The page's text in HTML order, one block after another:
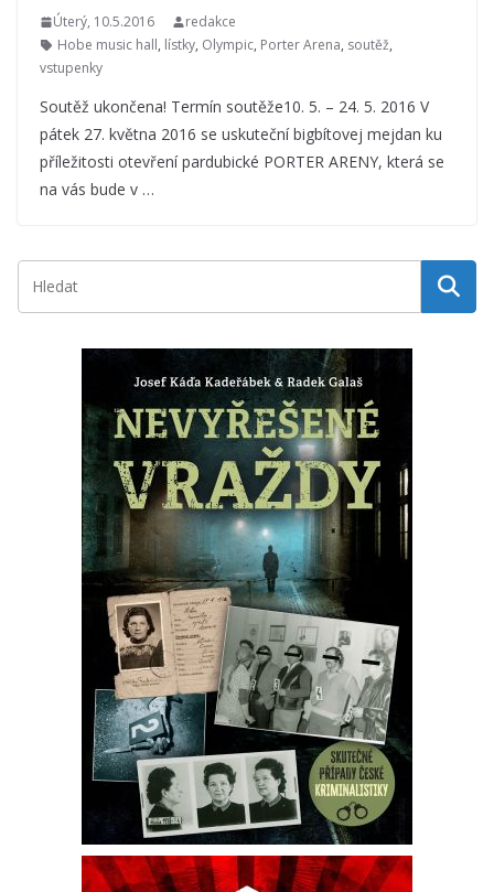
Úterý, 10.5.2016
redakce
Hobe music hall, lístky, Olympic, Porter Arena, soutěž,
vstupenky
Soutěž ukončena! Termín soutěže10. 5. – 24. 5. 2016 V
pátek 27. května 2016 se uskuteční bigbítovej mejdan ku
příležitosti otevření pardubické PORTER ARENY, která se
na vás bude v …